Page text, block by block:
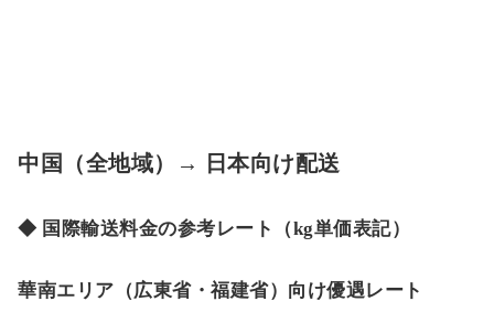
中国（全地域）→ 日本向け配送
◆ 国際輸送料金の参考レート（kg単価表記）
華南エリア（広東省・福建省）向け優遇レート